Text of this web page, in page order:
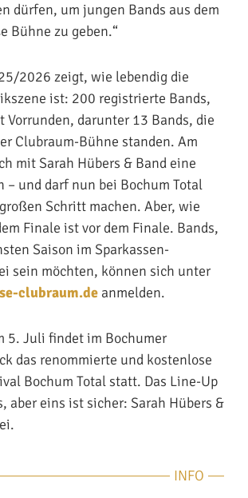
dürfen, um jungen Bands aus dem
Bühne zu geben.“
2026 zeigt, wie lebendig die
ist: 200 registrierte Bands,
Vorrunden, darunter 13 Bands, die
Clubraum-Bühne standen. Am
mit Sarah Hübers & Band eine
– und darf nun bei Bochum Total
Schritt machen. Aber, wie
Finale ist vor dem Finale. Bands,
Saison im Sparkassen-
sein möchten, können sich unter
clubraum.de anmelden.
5. Juli findet im Bochumer
das renommierte und kostenlose
Bochum Total statt. Das Line-Up
aber eins ist sicher: Sarah Hübers &
INFO